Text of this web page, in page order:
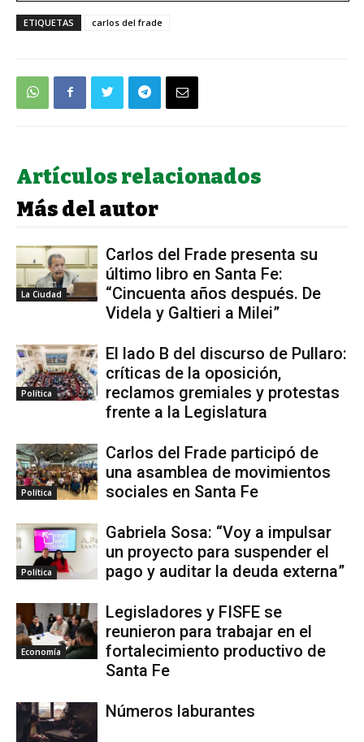
ETIQUETAS carlos del frade
Artículos relacionados
Más del autor
La Ciudad
Carlos del Frade presenta su
último libro en Santa Fe:
“Cincuenta años después. De
Videla y Galtieri a Milei”
Política
El lado B del discurso de Pullaro:
críticas de la oposición,
reclamos gremiales y protestas
frente a la Legislatura
Política
Carlos del Frade participó de
una asamblea de movimientos
sociales en Santa Fe
Política
Gabriela Sosa: “Voy a impulsar
un proyecto para suspender el
pago y auditar la deuda externa”
Economía
Legisladores y FISFE se
reunieron para trabajar en el
fortalecimiento productivo de
Santa Fe
Números laburantes